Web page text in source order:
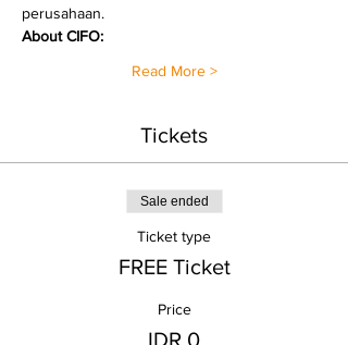
perusahaan.
About CIFO:
Read More >
Tickets
Sale ended
Ticket type
FREE Ticket
Price
IDR 0